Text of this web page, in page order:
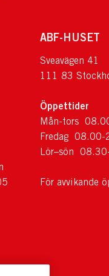
ABF-HUSET
Sveavägen 41
111 83
Öppettider
Mån-tors
Fredag 08.00-
Lör–sön
För avvikande